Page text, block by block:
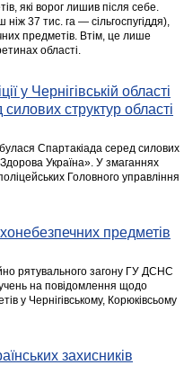
які ворог лишив після себе.
ніж 37 тис. га — сільгоспугіддя),
предметів. Втім, це лише
області.
у Чернігівській області
структур області
Спартакіада серед силових
Україна». У змаганнях
Головного управління
предметів
рятувального загону ГУ ДСНС
на повідомлення щодо
у Чернігівському, Корюківсьому
захисників